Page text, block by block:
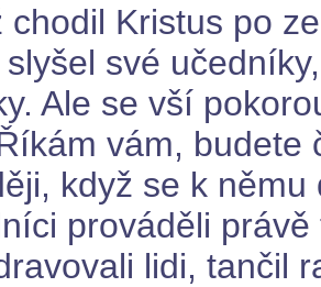
chodil Kristus po
své
Ale se vší
vám, budete
když se k
prováděli
lidi, tančil